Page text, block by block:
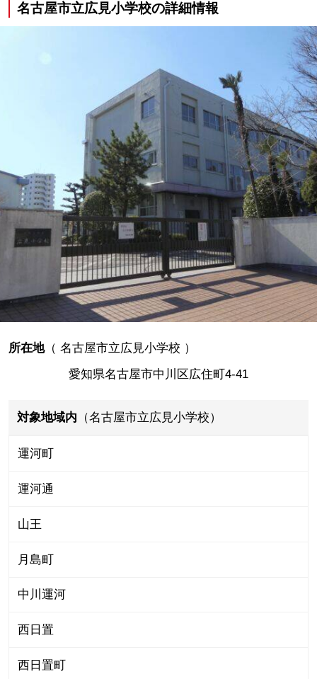
名古屋市立広見小学校の詳細情報
所在地（ 名古屋市立広見小学校 ）
愛知県名古屋市中川区広住町4-41
対象地域内 （名古屋市立広見小学校）
運河町
運河通
山王
月島町
中川運河
西日置
西日置町